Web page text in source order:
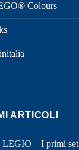
Colours
ARTICOLI
LEGIO – I primi set